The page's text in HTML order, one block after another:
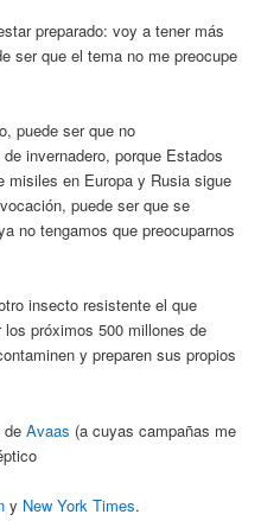
preparado: voy a tener más
ser que el tema no me preocupe
puede ser que no
invernadero, porque Estados
misiles en Europa y Rusia sigue
puede ser que se
no tengamos que preocuparnos
insecto resistente el que
próximos 500 millones de
y preparen sus propios
deAvaas (a cuyas campañas me
y New York Times.